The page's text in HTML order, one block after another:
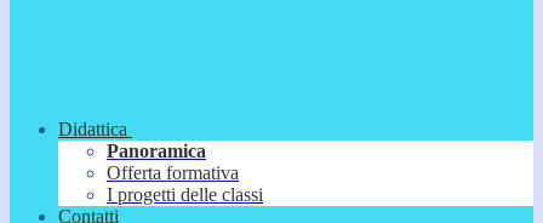
Didattica
Panoramica
Offerta formativa
I progetti delle classi
Contatti